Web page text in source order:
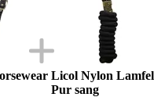
Licol Nylon
Pur sang